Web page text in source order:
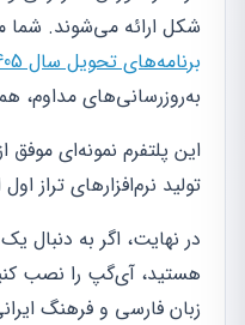
شکل ارائه می‌شوند. شما
برنامه‌های تحویل سال 1405
به‌روزرسانی‌های مداوم،
این پلتفرم نمونه‌ای
تولید نرم‌افزارهای تراز
در نهایت، اگر به دنبال
هستید، آی‌گپ را نصب
زبان فارسی و فرهنگ